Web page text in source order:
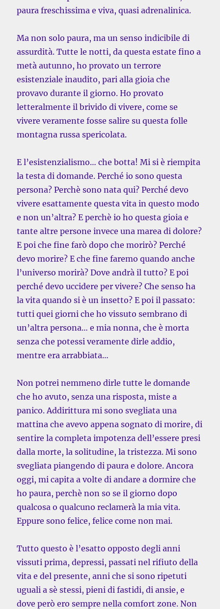
paura freschissima e viva, quasi adrenalinica.
Ma non solo paura, ma un senso indicibile di
assurdità. Tutte le notti, da questa estate fino a
metà autunno, ho provato un terrore
esistenziale inaudito, pari alla gioia che
provavo durante il giorno. Ho provato
letteralmente il brivido di vivere, come se
vivere veramente fosse salire su questa folle
montagna russa spericolata.
E l’esistenzialismo… che botta! Mi si è riempita
la testa di domande. Perché io sono questa
persona? Perchè sono nata qui? Perché devo
vivere esattamente questa vita in questo modo
e non un’altra? E perchè io ho questa gioia e
tante altre persone invece una marea di dolore?
E poi che fine farò dopo che morirò? Perché
devo morire? E che fine faremo quando anche
l’universo morirà? Dove andrà il tutto? E poi
perché devo uccidere per vivere? Che senso ha
la vita quando si è un insetto? E poi il passato:
tutti quei giorni che ho vissuto sembrano di
un’altra persona… e mia nonna, che è morta
senza che potessi veramente dirle addio,
mentre era arrabbiata…
Non potrei nemmeno dirle tutte le domande
che ho avuto, senza una risposta, miste a
panico. Addirittura mi sono svegliata una
mattina che avevo appena sognato di morire, di
sentire la completa impotenza dell’essere presi
dalla morte, la solitudine, la tristezza. Mi sono
svegliata piangendo di paura e dolore. Ancora
oggi, mi capita a volte di andare a dormire che
ho paura, perchè non so se il giorno dopo
qualcosa o qualcuno reclamerà la mia vita.
Eppure sono felice, felice come non mai.
Tutto questo è l’esatto opposto degli anni
vissuti prima, depressi, passati nel rifiuto della
vita e del presente, anni che si sono ripetuti
uguali a sè stessi, pieni di fastidi, di ansie, e
dove però ero sempre nella comfort zone. Non